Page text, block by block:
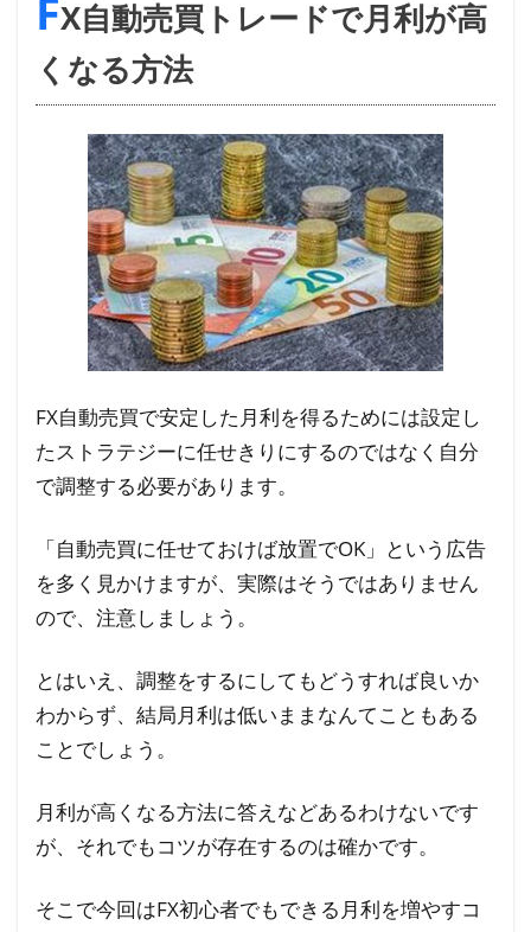
売
買
ト
る
スト
ラテ
ジー
徴を
理解
する
ファ
ンダ
タル
X自動売買トレードで月利が高
くなる方法
FX自動売買で安定した月利を得るためには設定し
たストラテジーに任せきりにするのではなく自分
で調整する必要があります。
「自動売買に任せておけば放置でOK」という広告
を多く見かけますが、実際はそうではありません
ので、注意しましょう。
とはいえ、調整をするにしてもどうすれば良いか
わからず、結局月利は低いままなんてこともある
ことでしょう。
月利が高くなる方法に答えなどあるわけないです
が、それでもコツが存在するのは確かです。
そこで今回はFX初心者でもできる月利を増やすコ